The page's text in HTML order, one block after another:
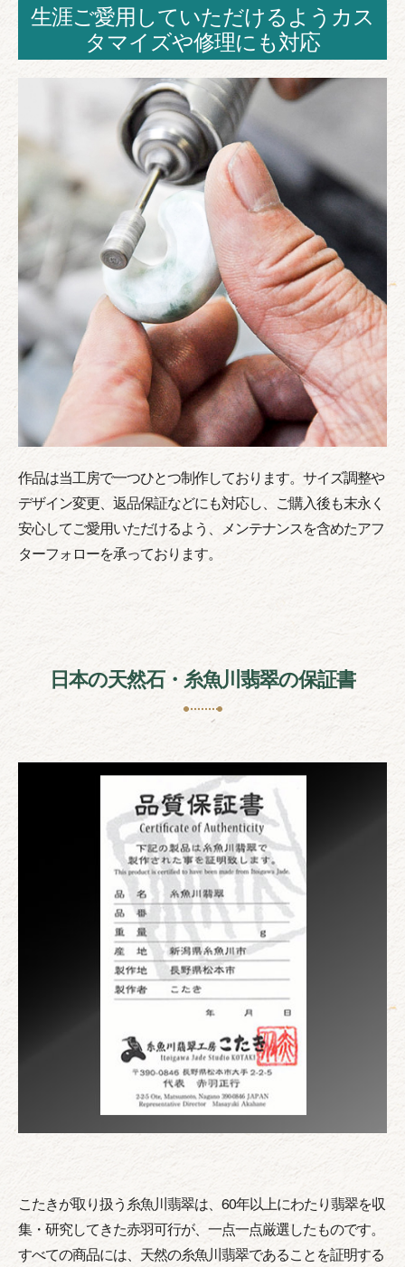
生涯ご愛用していただけるようカス
タマイズや修理にも対応
作品は当工房で一つひとつ制作しております。サイズ調整や
デザイン変更、返品保証などにも対応し、ご購入後も末永く
安心してご愛用いただけるよう、メンテナンスを含めたアフ
ターフォローを承っております。
日本の天然石・糸魚川翡翠の保証書
こたきが取り扱う糸魚川翡翠は、60年以上にわたり翡翠を収
集・研究してきた赤羽可行が、一点一点厳選したものです。
すべての商品には、天然の糸魚川翡翠であることを証明する